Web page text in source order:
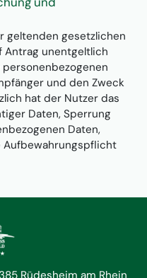
geltenden gesetzlichen
Antrag unentgeltlich
und den Zweck
hat der Nutzer das
Daten, Sperrung
Daten,
Aufbewahrungspflicht